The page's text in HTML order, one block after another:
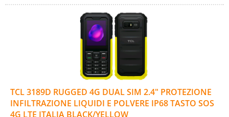
TCL 3189D RUGGED 4G DUAL SIM 2.4" PROTEZIONE
INFILTRAZIONE LIQUIDI E POLVERE IP68 TASTO SOS
4G LTE ITALIA BLACK/YELLOW